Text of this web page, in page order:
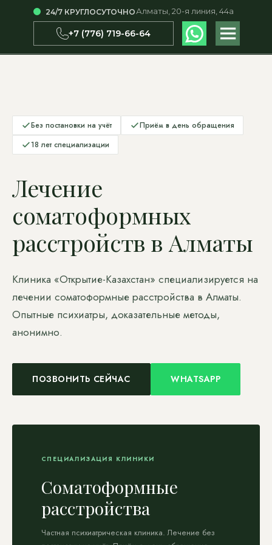
Работаем круглосуточно — Алматы, 20-я линия, 44а
+7 (776) 719-66-64 WhatsApp
Без постановки на учёт
Приём в день обращения
18 лет специализации
Лечение
соматоформных
расстройств в Алматы
Клиника «Открытие-Казахстан» специализируется на
лечении соматоформные расстройства в Алматы.
Опытные психиатры, доказательные методы,
анонимно.
ПОЗВОНИТЬ СЕЙЧАС WHATSAPP
СПЕЦИАЛИЗАЦИЯ КЛИНИКИ
Соматоформные
расстройства
Частная психиатрическая клиника. Лечение без
24/7 КРУГЛОСУТОЧНО Алматы, 20-я линия, 44а
+7 (776) 719-66-64